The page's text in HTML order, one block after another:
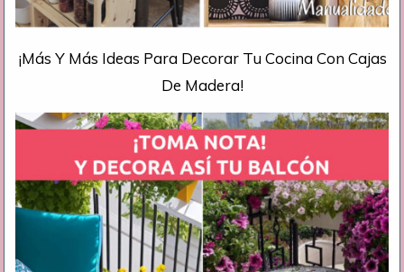
¡Más Y Más Ideas Para Decorar Tu Cocina Con Cajas
De Madera!